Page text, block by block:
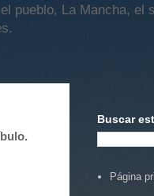
pueblo, La Mancha, el
Buscar
Página